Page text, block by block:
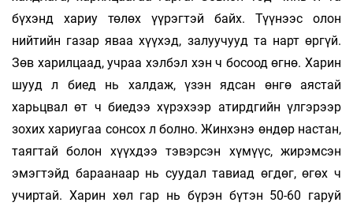
бүхэнд хариу төлөх үүрэгтэй байх. Түүнээс олон
нийтийн газар яваа хүүхэд, залуучууд та нарт өргүй.
Зөв харилцаад, учраа хэлбэл хэн ч босоод өгнө. Харин
шууд л биед нь халдаж, үзэн ядсан өнгө аястай
харьцвал өт ч биедээ хүрэхээр атирдгийн үлгэрээр
зохих хариугаа сонсох л болно. Жинхэнэ өндөр настан,
таягтай болон хүүхдээ тэвэрсэн хүмүүс, жирэмсэн
эмэгтэйд бараанаар нь суудал тавиад өгдөг, өгөх ч
учиртай. Харин хөл гар нь бүрэн бүтэн 50-60 гаруй